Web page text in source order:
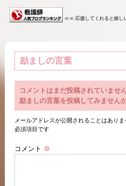
≪≪ 応援してくれると嬉し
励ましの言葉
コメントはまだ投稿されていません
励ましの言葉を投稿してみません
メールアドレスが公開されることはありま
必須項目です
コメント ※